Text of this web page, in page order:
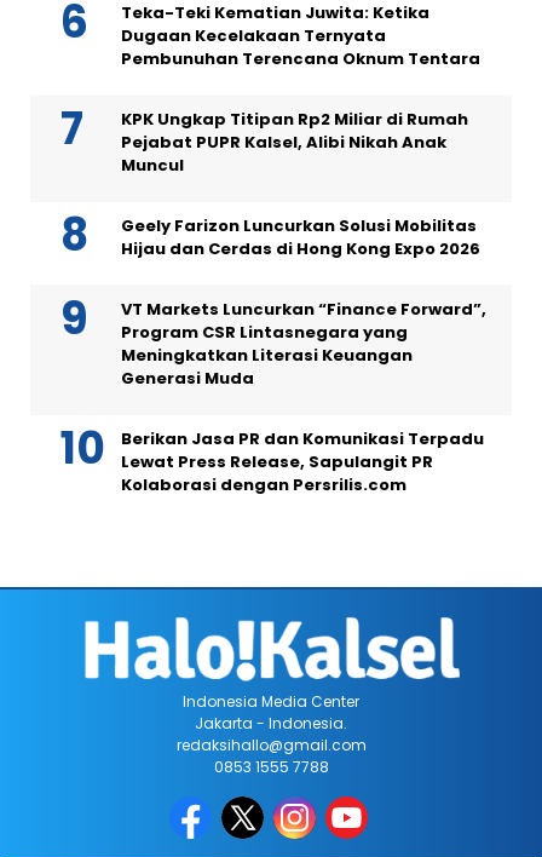
Teka-Teki Kematian Juwita: Ketika
Dugaan Kecelakaan Ternyata
Pembunuhan Terencana Oknum Tentara
KPK Ungkap Titipan Rp2 Miliar di Rumah
Pejabat PUPR Kalsel, Alibi Nikah Anak
Muncul
Geely Farizon Luncurkan Solusi Mobilitas
Hijau dan Cerdas di Hong Kong Expo 2026
VT Markets Luncurkan “Finance Forward”,
Program CSR Lintasnegara yang
Meningkatkan Literasi Keuangan
Generasi Muda
Berikan Jasa PR dan Komunikasi Terpadu
Lewat Press Release, Sapulangit PR
Kolaborasi dengan Persrilis.com
Indonesia Media Center
Jakarta - Indonesia.
redaksihallo@gmail.com
0853 1555 7788